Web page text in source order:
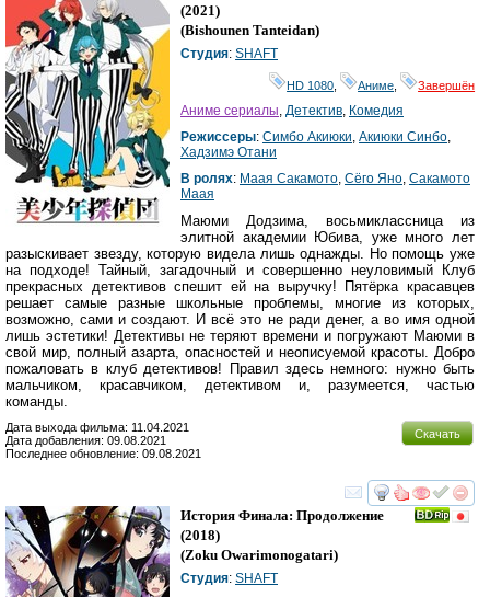
(2021)
(Bishounen Tanteidan)
Студия: SHAFT
HD 1080 Аниме Завершён
Аниме сериалы Детектив Комедия
Режиссеры: Симбо Акиюки Акиюки Синбо
Хадзимэ Отани
В ролях: Маая Сакамото Сёго Яно Сакамото
Маая
Маюми Додзима, восьмиклассница из
элитной академии Юбива, уже много лет
разыскивает звезду, которую видела лишь однажды. Но помощь уже
на подходе! Тайный, загадочный и совершенно неуловимый Клуб
прекрасных детективов спешит ей на выручку! Пятёрка красавцев
решает самые разные школьные проблемы, многие из которых,
возможно, сами и создают. И всё это не ради денег, а во имя одной
лишь эстетики! Детективы не теряют времени и погружают Маюми в
свой мир, полный азарта, опасностей и неописуемой красоты. Добро
пожаловать в клуб детективов! Правил здесь немного: нужно быть
мальчиком, красавчиком, детективом и, разумеется, частью
команды.
Скачать
Дата выхода фильма: 11.04.2021
Дата добавления: 09.08.2021
Последнее обновление: 09.08.2021
смотреть
История Финала: Продолжение
(2018)
(Zoku Owarimonogatari)
Студия: SHAFT